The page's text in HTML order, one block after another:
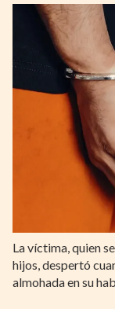
La víctima, quien
hijos, despertó
almohada en su